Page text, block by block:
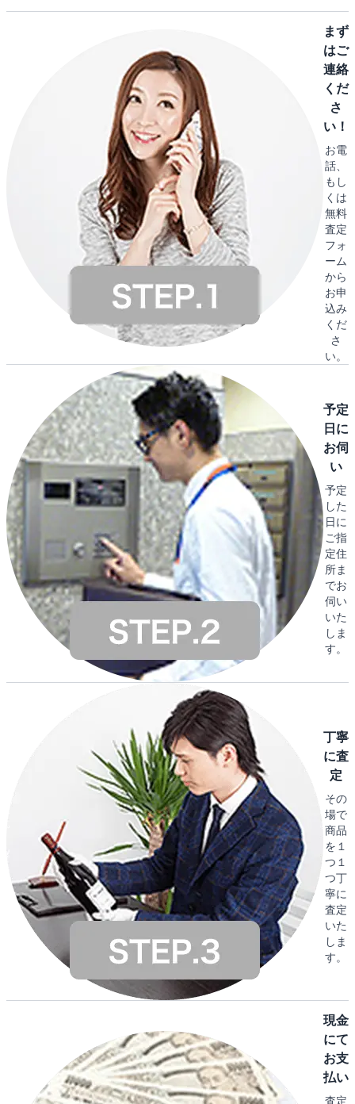
まず
はご
連絡
くだ
さ
い！
お電
話、
もし
くは
無料
査定
フォ
ーム
から
お申
込み
くだ
さ
い。
予定
日に
お伺
い
予定
した
日に
ご指
定住
所ま
でお
伺い
いた
しま
す。
丁寧
に査
定
その
場で
商品
を１
つ１
つ丁
寧に
査定
いた
しま
す。
現金
にて
お支
払い
査定